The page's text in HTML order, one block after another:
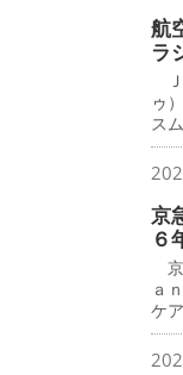
航
ラ
ゥ
ス
京
６
京
ａ
ケ